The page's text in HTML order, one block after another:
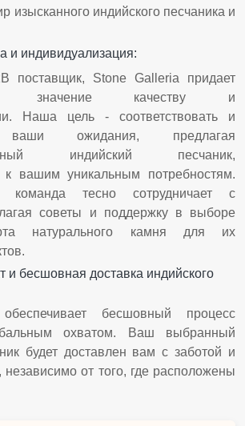
изысканного индийского песчаника и
и индивидуализация:
поставщик, Stone Galleria придает
значение качеству и
Наша цель - соответствовать и
ваши ожидания, предлагая
индийский песчаник,
к вашим уникальным потребностям.
тесно сотрудничает с
советы и поддержку в выборе
натурального камня для их
и бесшовная доставка индийского
бесшовный процесс
охватом. Ваш выбранный
будет доставлен вам с заботой и
от того, где расположены